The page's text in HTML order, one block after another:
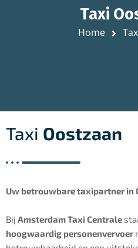
Taxi
Home
Taxi Oostzaan
Uw betrouwbare taxipartner in
Bij Amsterdam Taxi Centrale
hoogwaardig personenvervoer